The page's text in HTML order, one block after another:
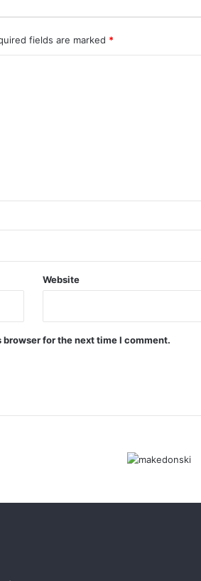
fields are marked *
Website
for the next time I comment.